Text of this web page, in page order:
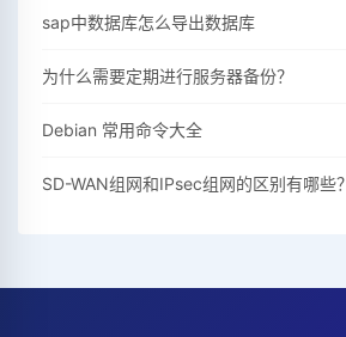
sap中数据库怎么导出数据库
为什么需要定期进行服务器备份？
Debian 常用命令大全
SD-WAN组网和IPsec组网的区别有哪些？